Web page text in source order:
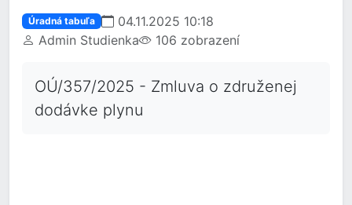
Úradná tabuľa
04.11.2025 10:18
Admin Studienka
106 zobrazení
OÚ/357/2025 - Zmluva o združenej
dodávke plynu